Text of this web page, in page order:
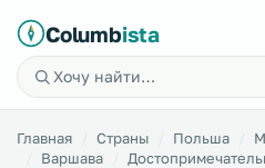
Columbista
Главная Страны Польша
Варшава